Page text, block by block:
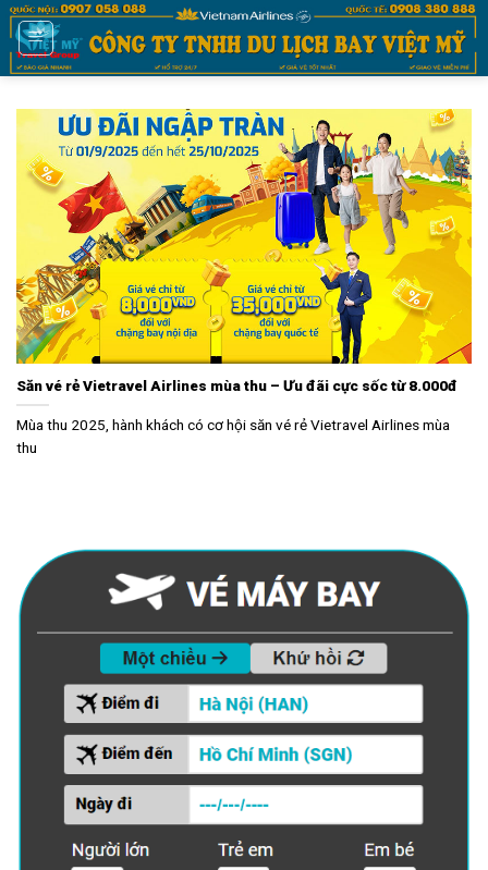
Bỏ
qua
nội
Săn vé rẻ Vietravel Airlines mùa thu – Ưu đãi cực sốc từ 8.000đ
Mùa thu 2025, hành khách có cơ hội săn vé rẻ Vietravel Airlines mùa
thu